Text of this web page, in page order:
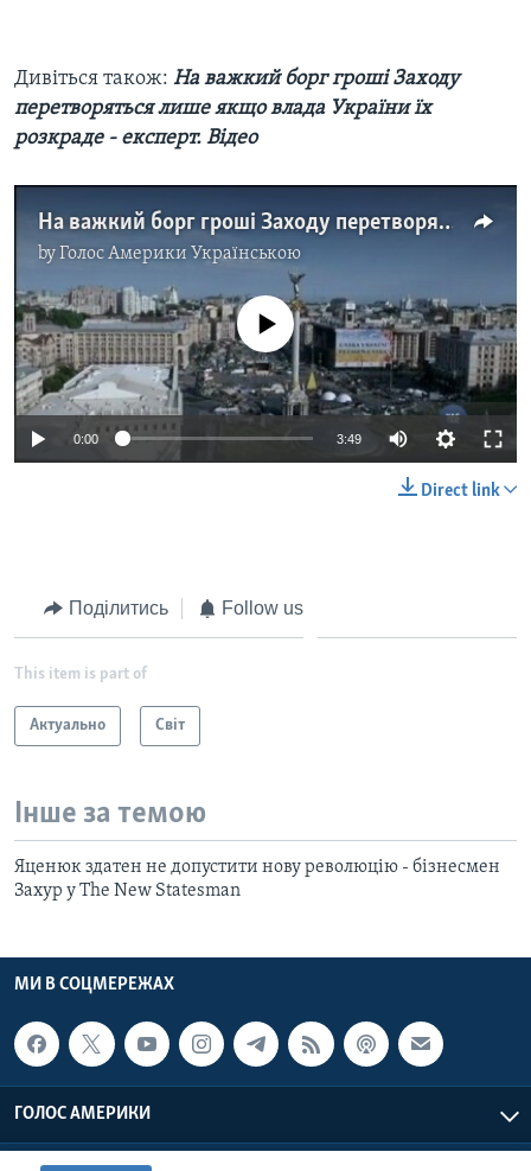
Дивіться також: На важкий борг гроші Заходу
перетворяться лише якщо влада України їх
розкраде - експерт. Відео
На важкий борг гроші Заходу перетворяться лише якщо влада України їх розкраде - експерт. Відео
byГолос Америки Українською
No media source currently available
0:00 3:49
Direct link
Поділитись Follow us
This item is part of
Актуально Світ
Інше за темою
Яценюк здатен не допустити нову революцію - бізнесмен
Захур у The New Statesman
МИ В СОЦМЕРЕЖАХ
ГОЛОС АМЕРИКИ